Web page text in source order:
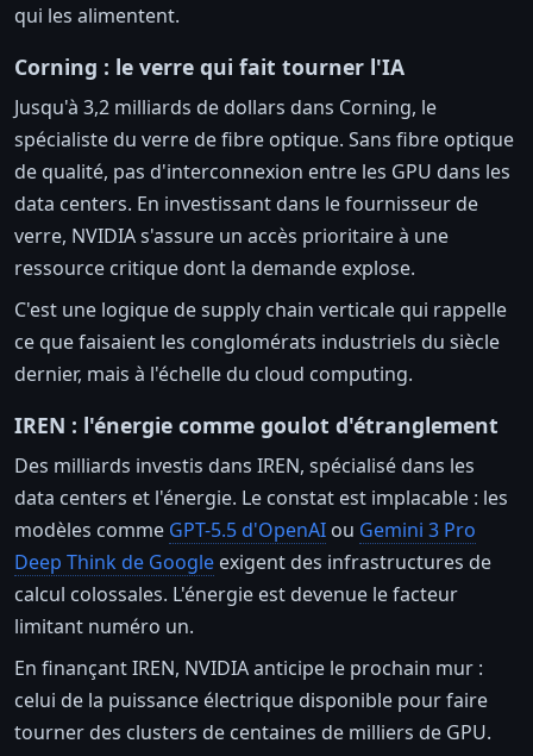
qui les alimentent.
Corning : le verre qui fait tourner l'IA
Jusqu'à 3,2 milliards de dollars dans Corning, le
spécialiste du verre de fibre optique. Sans fibre optique
de qualité, pas d'interconnexion entre les GPU dans les
data centers. En investissant dans le fournisseur de
verre, NVIDIA s'assure un accès prioritaire à une
ressource critique dont la demande explose.
C'est une logique de supply chain verticale qui rappelle
ce que faisaient les conglomérats industriels du siècle
dernier, mais à l'échelle du cloud computing.
IREN : l'énergie comme goulot d'étranglement
Des milliards investis dans IREN, spécialisé dans les
data centers et l'énergie. Le constat est implacable : les
modèles comme GPT-5.5 d'OpenAI ou Gemini 3 Pro
Deep Think de Google exigent des infrastructures de
calcul colossales. L'énergie est devenue le facteur
limitant numéro un.
En finançant IREN, NVIDIA anticipe le prochain mur :
celui de la puissance électrique disponible pour faire
tourner des clusters de centaines de milliers de GPU.